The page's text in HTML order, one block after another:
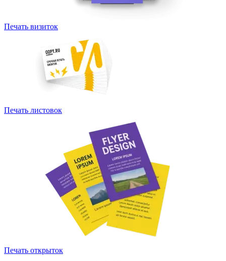
Печать визиток
Печать листовок
Печать открыток